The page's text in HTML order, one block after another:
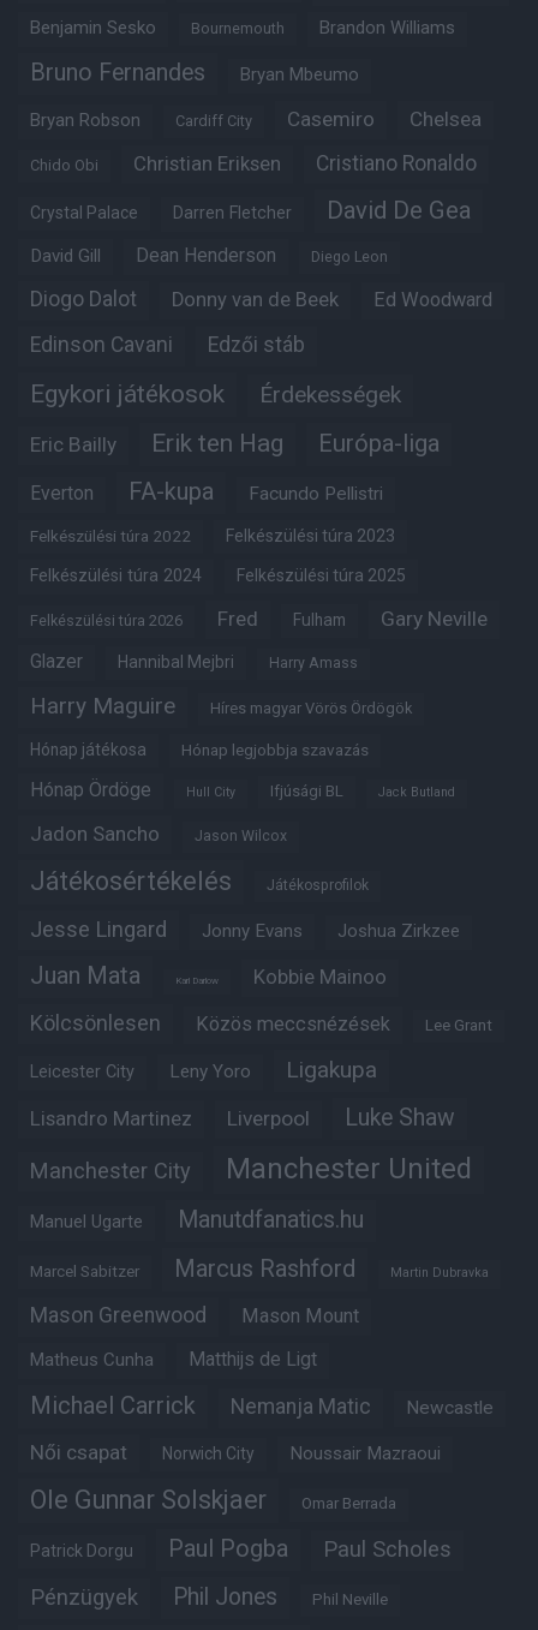
Benjamin Sesko Bournemouth Brandon Williams
Bruno Fernandes Bryan Mbeumo
Bryan Robson Cardiff City Casemiro Chelsea
Chido Obi Christian Eriksen Cristiano Ronaldo
Crystal Palace Darren Fletcher David De Gea
David Gill Dean Henderson Diego Leon
Diogo Dalot Donny van de Beek Ed Woodward
Edinson Cavani Edzői stáb
Egykori játékosok Érdekességek
Eric Bailly Erik ten Hag Európa-liga
Everton FA-kupa Facundo Pellistri
Felkészülési túra 2022 Felkészülési túra 2023
Felkészülési túra 2024 Felkészülési túra 2025
Felkészülési túra 2026 Fred Fulham Gary Neville
Glazer Hannibal Mejbri Harry Amass
Harry Maguire Híres magyar Vörös Ördögök
Hónap játékosa Hónap legjobbja szavazás
Hónap Ördöge Hull City Ifjúsági BL Jack Butland
Jadon Sancho Jason Wilcox
Játékosértékelés Játékosprofilok
Jesse Lingard Jonny Evans Joshua Zirkzee
Juan Mata Karl Darlow Kobbie Mainoo
Kölcsönlesen Közös meccsnézések Lee Grant
Leicester City Leny Yoro Ligakupa
Lisandro Martinez Liverpool Luke Shaw
Manchester City Manchester United
Manuel Ugarte Manutdfanatics.hu
Marcel Sabitzer Marcus Rashford Martin Dubravka
Mason Greenwood Mason Mount
Matheus Cunha Matthijs de Ligt
Michael Carrick Nemanja Matic Newcastle
Női csapat Norwich City Noussair Mazraoui
Ole Gunnar Solskjaer Omar Berrada
Patrick Dorgu Paul Pogba Paul Scholes
Pénzügyek Phil Jones Phil Neville